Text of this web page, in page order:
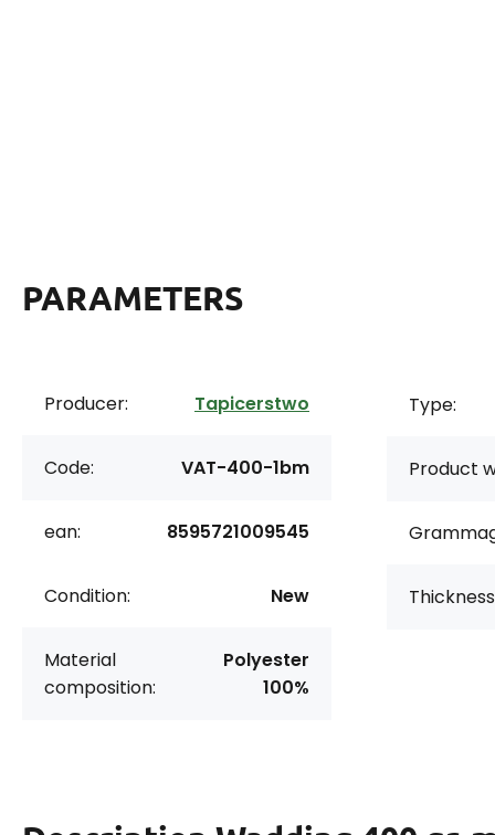
PARAMETERS
Producer: Tapicerstwo
Code: VAT-400-1bm
ean: 8595721009545
Condition: New
Material
composition:
Polyester
100%
Type:
Product